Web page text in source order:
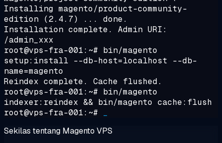
Installing magento/product-community-
edition (2.4.7) ... done.
Installation complete. Admin URI:
/admin_xxx
root@vps-fra-001:~# bin/magento
setup:install --db-host=localhost --db-
name=magento
Reindex complete. Cache flushed.
root@vps-fra-001:~# bin/magento
indexer:reindex && bin/magento cache:flush
root@vps-fra-001:~#
Sekilas tentang Magento VPS